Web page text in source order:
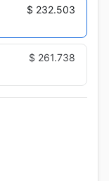
$ 232.503
$ 261.738